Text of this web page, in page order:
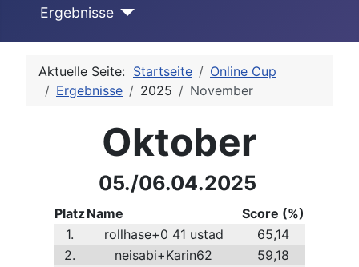
Ergebnisse
Aktuelle Seite: Startseite
Online Cup
Ergebnisse
2025 November
Oktober
05./06.04.2025
PlatzName
Score (%)
1.
rollhase+0 41 ustad
65,14
2.
neisabi+Karin62
59,18